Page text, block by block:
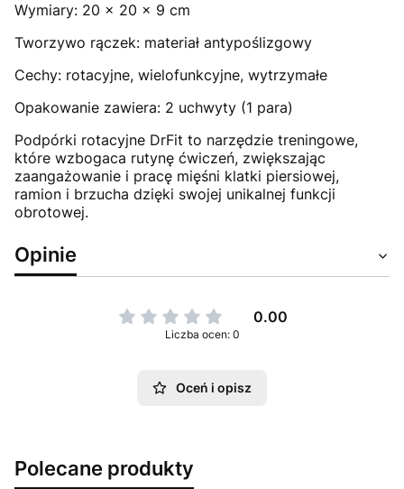
Wymiary: 20 x 20 x 9 cm
Tworzywo rączek: materiał antypoślizgowy
Cechy: rotacyjne, wielofunkcyjne, wytrzymałe
Opakowanie zawiera: 2 uchwyty (1 para)
Podpórki rotacyjne DrFit to narzędzie treningowe,
które wzbogaca rutynę ćwiczeń, zwiększając
zaangażowanie i pracę mięśni klatki piersiowej,
ramion i brzucha dzięki swojej unikalnej funkcji
obrotowej.
Opinie
0.00
Liczba ocen: 0
Oceń i opisz
Polecane produkty